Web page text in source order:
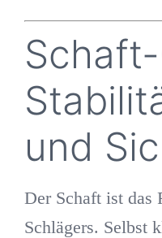
und
Der Schaft ist das
Schlägers. Selbst